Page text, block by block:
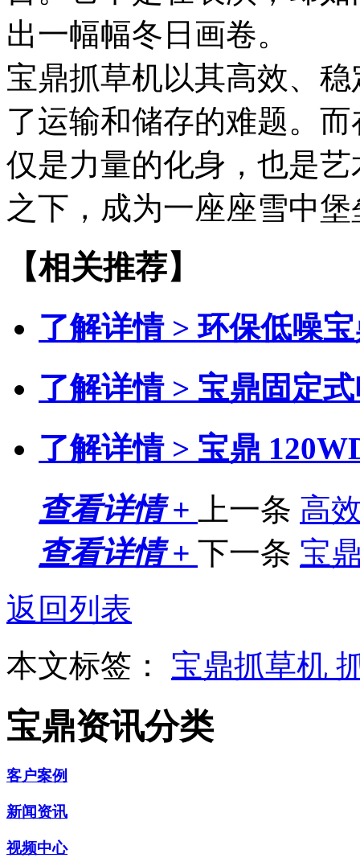
出一幅幅冬日画卷。
宝鼎抓草机以其高效、
了运输和储存的难题。
仅是力量的化身，也是
之下，成为一座座雪中
【相关推荐】
了解详情 >环保低噪
了解详情 > 宝鼎固定
了解详情 > 宝鼎
查看详情 +
上一条 高
查看详情 + 下一条 宝
返回列表
本文标签： 宝鼎抓草机
宝鼎资讯分类
客户案例
新闻资讯
视频中心